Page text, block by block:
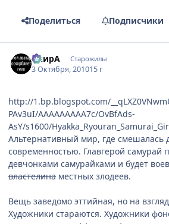
Поделиться Подписчики
АкирА Старожилы
3 Октября, 201015 г
http://1.bp.blogspot.com/
PAv3uI/AAAAAAAAA7c/OvBfAds-
AsY/s1600/
Альтернативный мир, где смешалась
современностью. Главгерой самурай
девчонками самурайками и будет
властелина местных злодеев.
Вещь заведомо эттийная, но на
Художники стараются. Художники